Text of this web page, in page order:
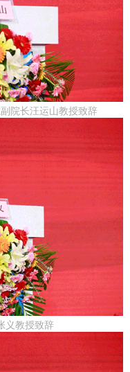
院长汪运山教授致辞
义教授致辞